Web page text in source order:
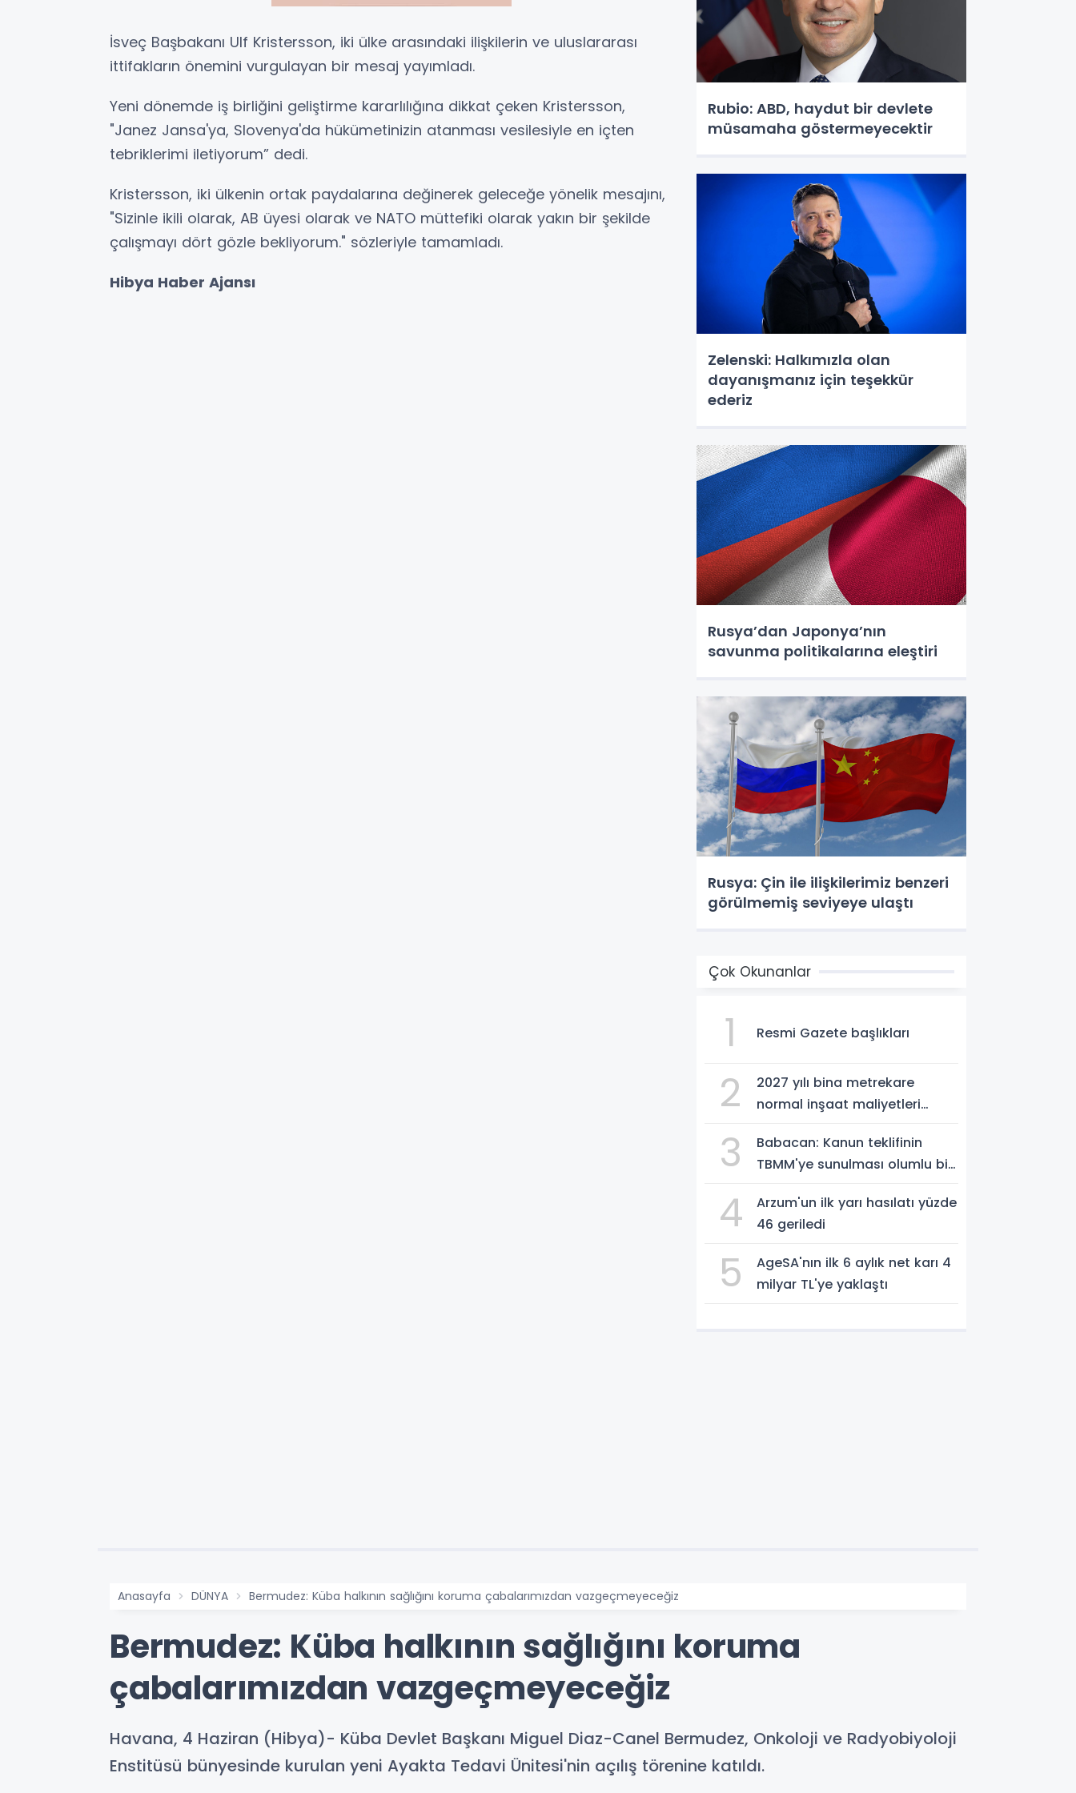
İsveç Başbakanı Ulf Kristersson, iki ülke arasındaki ilişkilerin ve uluslararası
ittifakların önemini vurgulayan bir mesaj yayımladı.
Yeni dönemde iş birliğini geliştirme kararlılığına dikkat çeken Kristersson,
"Janez Jansa'ya, Slovenya'da hükümetinizin atanması vesilesiyle en içten
tebriklerimi iletiyorum” dedi.
Kristersson, iki ülkenin ortak paydalarına değinerek geleceğe yönelik mesajını,
"Sizinle ikili olarak, AB üyesi olarak ve NATO müttefiki olarak yakın bir şekilde
çalışmayı dört gözle bekliyorum." sözleriyle tamamladı.
Hibya Haber Ajansı
Rubio: ABD, haydut bir devlete
müsamaha göstermeyecektir
Zelenski: Halkımızla olan
dayanışmanız için teşekkür
ederiz
Rusya’dan Japonya’nın
savunma politikalarına eleştiri
Rusya: Çin ile ilişkilerimiz benzeri
görülmemiş seviyeye ulaştı
Çok Okunanlar
1 Resmi Gazete başlıkları
2
2027 yılı bina metrekare
normal inşaat maliyetleri
3
Babacan: Kanun teklifinin
TBMM'ye sunulması olumlu bir
4
Arzum'un ilk yarı hasılatı yüzde
46 geriledi
5
AgeSA'nın ilk 6 aylık net karı 4
milyar TL'ye yaklaştı
Anasayfa DÜNYA Bermudez: Küba halkının sağlığını koruma çabalarımızdan vazgeçmeyeceğiz
Bermudez: Küba halkının sağlığını koruma
çabalarımızdan vazgeçmeyeceğiz
Havana, 4 Haziran (Hibya)- Küba Devlet Başkanı Miguel Diaz-Canel Bermudez, Onkoloji ve Radyobiyoloji
Enstitüsü bünyesinde kurulan yeni Ayakta Tedavi Ünitesi'nin açılış törenine katıldı.